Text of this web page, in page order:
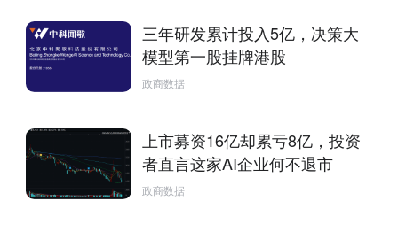
三年研发累计投入5亿，决策大
模型第一股挂牌港股
政商数据
上市募资16亿却累亏8亿，投资
者直言这家AI企业何不退市
政商数据